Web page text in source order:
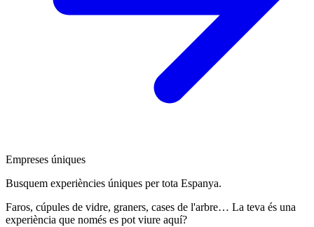
Empreses úniques
Busquem experiències úniques per tota Espanya.
Faros, cúpules de vidre, graners, cases de l'arbre… La teva és una
experiència que només es pot viure aquí?